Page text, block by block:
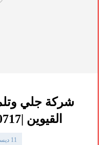
شركة جلي
القيوين |0569860717| تلميع
11 ديسمبر، 2024